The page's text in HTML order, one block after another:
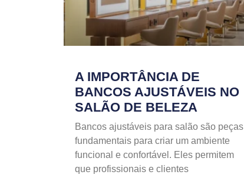
A IMPORTÂNCIA DE
BANCOS AJUSTÁVEIS NO
SALÃO DE BELEZA
Bancos ajustáveis para salão são peças
fundamentais para criar um ambiente
funcional e confortável. Eles permitem
que profissionais e clientes